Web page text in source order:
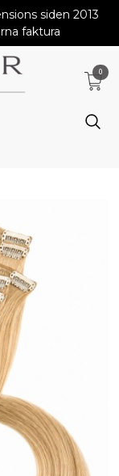
siden 2013
faktura
0